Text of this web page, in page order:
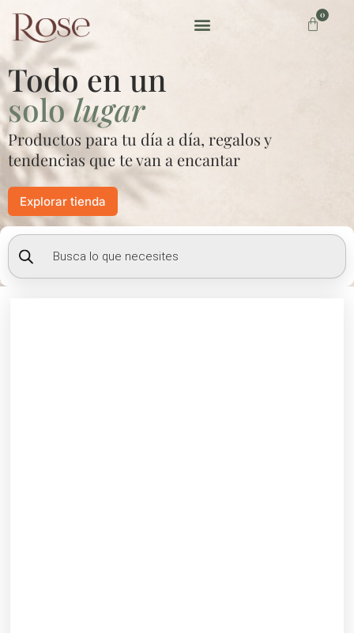
contenido
0
Carrito
Todo en un
sololugar
Productos para tu día a día, regalos y
tendencias que te van a encantar
Explorar tienda
Búsqueda
de
productos